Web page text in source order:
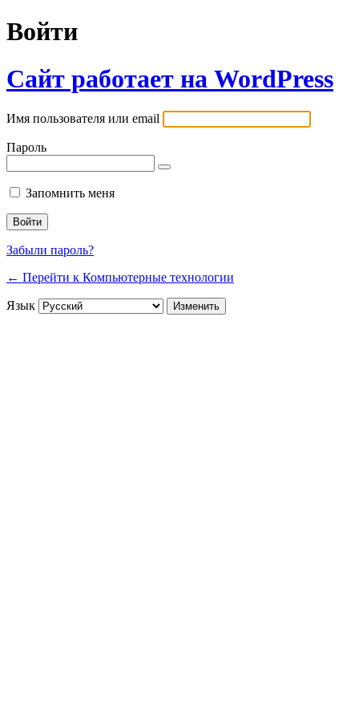
Войти
Сайт работает на WordPress
Имя пользователя или email
Пароль
Запомнить меня
Забыли пароль?
← Перейти к Компьютерные технологии
Язык